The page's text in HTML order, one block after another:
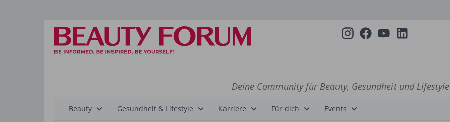
Deine Community für Beauty, Gesundheit und Lifestyle
Hauptnavigation
Beauty Gesundheit & Lifestyle Karriere Für dich Events